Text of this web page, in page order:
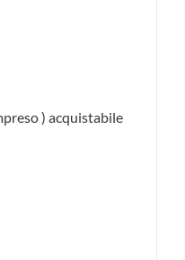
) acquistabile